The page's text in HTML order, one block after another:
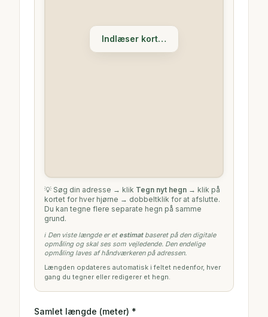
Indlæser kort…
💡 Søg din adresse → klik Tegn nyt hegn → klik på
kortet for hver hjørne → dobbeltklik for at afslutte.
Du kan tegne flere separate hegn på samme
grund.
ℹ️ Den viste længde er et estimatbaseret på den digitale
opmåling og skal ses som vejledende. Den endelige
opmåling laves af håndværkeren på adressen.
Længden opdateres automatisk i feltet nedenfor, hver
gang du tegner eller redigerer et hegn.
Samlet længde (meter) *